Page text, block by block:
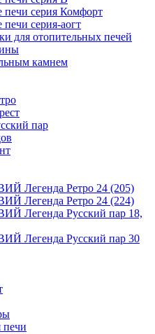
печи серия Комфорт
серия-аогт
для отопительных печей
камнем
пар
Легенда Ретро 24 (205)
Легенда Ретро 24 (224)
Легенда Русский пар 18,
Легенда Русский пар 30